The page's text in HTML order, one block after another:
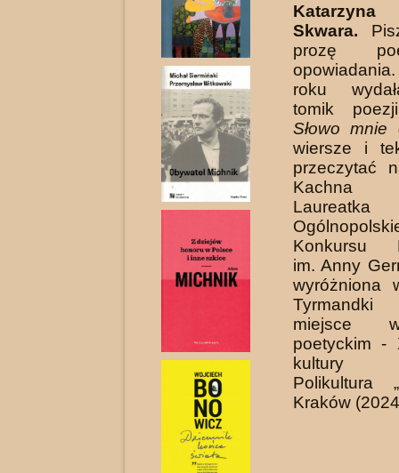
Skwara.
prozę
roku
tomik
Słowo mnie
wiersze i
przeczytać
Kachna
Konkursu
im. Anny
wyróżniona
miejsce
poetyckim -
kultury
Polikultura
Kraków